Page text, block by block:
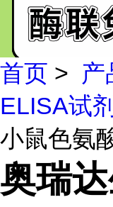
首页 > 产
ELISA试
小鼠色氨
奥瑞